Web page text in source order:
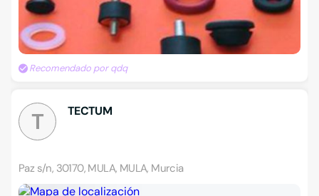
Recomendado por qdq
T TECTUM
Paz s/n, 30170, MULA, MULA, Murcia